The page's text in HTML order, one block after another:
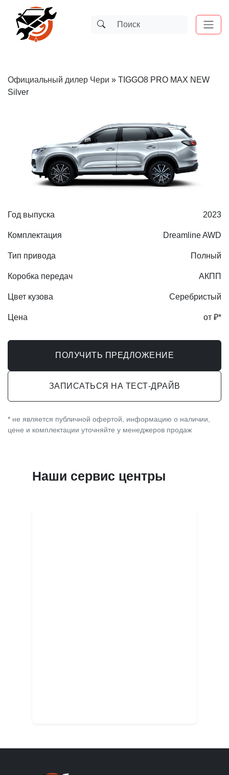
Официальный дилер Чери » TIGGO8 PRO MAX NEW
Silver
Год выпуска 2023
Комплектация Dreamline AWD
Тип привода Полный
Коробка передач АКПП
Цвет кузова Серебристый
Цена от ₽*
ПОЛУЧИТЬ ПРЕДЛОЖЕНИЕ
ЗАПИСАТЬСЯ НА ТЕСТ-ДРАЙВ
* не является публичной офертой, информацию о наличии,
цене и комплектации уточняйте у менеджеров продаж
Наши сервис центры